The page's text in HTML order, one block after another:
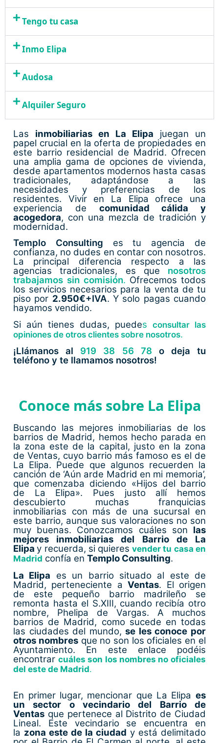
Tengo tu casa
Inmo Elipa
Audosa
Alquiler Seguro
Las inmobiliarias en La Elipa juegan un
papel crucial en la oferta de propiedades en
este barrio residencial de Madrid. Ofrecen
una amplia gama de opciones de vivienda,
desde apartamentos modernos hasta casas
tradicionales, adaptándose a las
necesidades y preferencias de los
residentes. Vivir en La Elipa ofrece una
experiencia de comunidad cálida y
acogedora, con una mezcla de tradición y
modernidad.
Templo Consulting es tu agencia de
confianza, no dudes en contar con nosotros.
La principal diferencia respecto a las
agencias tradicionales, es que nosotros
trabajamos sin comisión. Ofrecemos todos
los servicios necesarios para la venta de tu
piso por 2.950€+IVA. Y solo pagas cuando
hayamos vendido.
Si aún tienes dudas, puedes consultar las
opiniones de otros clientes sobre nosotros.
¡Llámanos al 919 38 56 78 o deja tu
teléfono y te llamamos nosotros!
Conoce más sobre La Elipa
Buscando las mejores inmobiliarias de los
barrios de Madrid, hemos hecho parada en
la zona este de la capital, justo en la zona
de Ventas, cuyo barrio más famoso es el de
La Elipa. Puede que algunos recuerden la
canción de ‘Aún arde Madrid en mi memoria’,
que comenzaba diciendo «Hijos del barrio
de La Elipa». Pues justo allí hemos
descubierto muchas franquicias
inmobiliarias con más de una sucursal en
este barrio, aunque sus valoraciones no son
muy buenas. Conozcamos cuáles son las
mejores inmobiliarias del Barrio de La
Elipay recuerda, si quieres vender tu casa en
Madrid confía enTemplo Consulting.
La Elipa es un barrio situado al este de
Madrid, perteneciente aVentas. El origen
de este pequeño barrio madrileño se
remonta hasta el S.XIII, cuando recibía otro
nombre, Phelipa de Vargas. A muchos
barrios de Madrid, como sucede en todas
las ciudades del mundo,se les conoce por
otros nombresque no son los oficiales en el
Ayuntamiento. En este enlace podéis
encontrar cuáles son los nombres no oficiales
del este de Madrid.
En primer lugar, mencionar que La Elipa es
un sector o vecindario del Barrio de
Ventas que pertenece al Distrito de Ciudad
Lineal. Este vecindario se encuentra en
la zona este de la ciudad y está delimitado